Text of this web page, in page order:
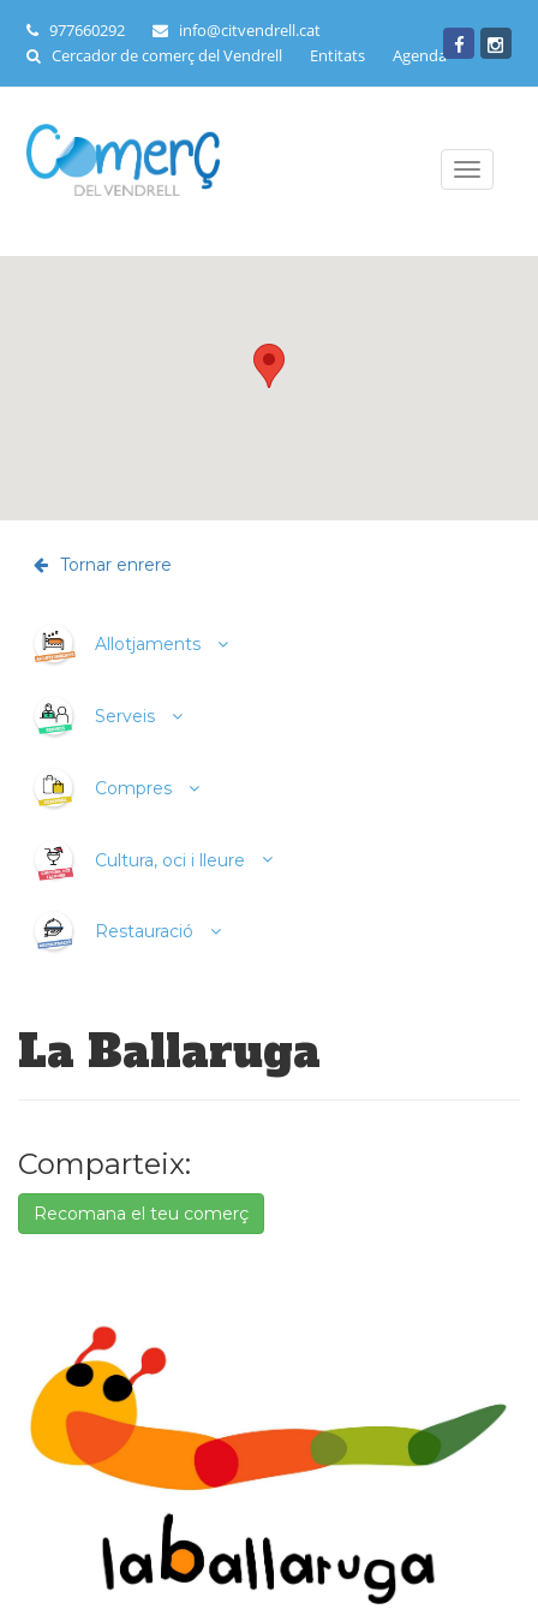
977660292
info@citvendrell.cat
Cercador de comerç del Vendrell
Entitats Agenda
Toggle
Tornar enrere
Allotjaments
Serveis
Compres
Cultura, oci i lleure
Restauració
La Ballaruga
Comparteix:
Recomana el teu comerç